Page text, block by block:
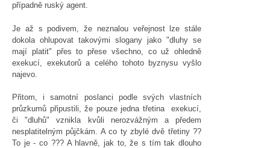
případně ruský agent.
Je až s podivem, že neznalou veřejnost lze stále
dokola ohlupovat takovými slogany jako "dluhy se
mají platit" přes to přese všechno, co už ohledně
exekucí, exekutorů a celého tohoto byznysu vyšlo
najevo.
Přitom, i samotní poslanci podle svých vlastních
průzkumů připustili, že pouze jedna třetina exekucí,
či "dluhů" vznikla kvůli nerozvážným a předem
nesplatitelným půjčkám. A co ty zbylé dvě třetiny ??
To je - co ??? A hlavně, jak to, že s tím tak dlouho